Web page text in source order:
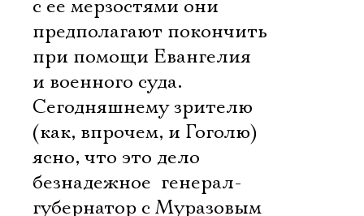
с ее мерзостями они
предполагают покончить
при помощи Евангелия
и военного суда.
Сегодняшнему зрителю
(как, впрочем, и Гоголю)
ясно, что это дело
безнадежное  генерал-
губернатор с Муразовым